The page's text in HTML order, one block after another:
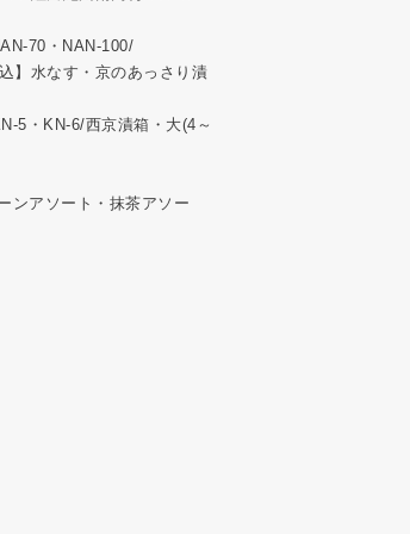
70・NAN-100/
】水なす・京のあっさり漬
5・KN-6/西京漬箱・大(4～
ンアソート・抹茶アソー